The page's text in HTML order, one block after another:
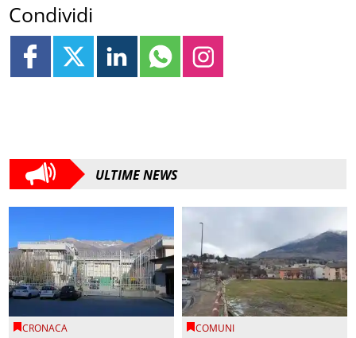
Condividi
ULTIME NEWS
CRONACA COMUNI